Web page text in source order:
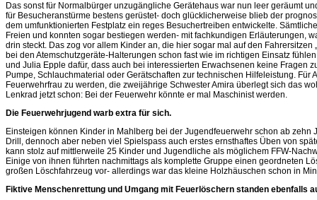
Das sonst für Normalbürger unzugängliche Gerätehaus war nun leer geräumt
für Besucheranstürme bestens gerüstet- doch glücklicherweise blieb der
dem umfunktionierten Festplatz ein reges Besuchertreiben entwickelte.
Freien und konnten sogar bestiegen werden- mit fachkundigen Erläuterungen,
drin steckt. Das zog vor allem Kinder an, die hier sogar mal auf den
bei den Atemschutzgeräte-Halterungen schon fast wie im richtigen Einsatz
und Julia Epple dafür, dass auch bei interessierten Erwachsenen keine Fragen
Pumpe, Schlauchmaterial oder Gerätschaften zur technischen Hilfeleistung. Für
Feuerwehrfrau zu werden, die zweijährige Schwester Amira überlegt sich das
Lenkrad jetzt schon: Bei der Feuerwehr könnte er mal Maschinist werden.
Die Feuerwehrjugend warb extra für sich.
Einsteigen können Kinder in Mahlberg bei der Jugendfeuerwehr schon ab zehn
Drill, dennoch aber neben viel Spielspass auch erstes ernsthaftes Üben von
kann stolz auf mittlerweile 25 Kinder und Jugendliche als möglichem FFW-
Einige von ihnen führten nachmittags als komplette Gruppe einen geordneten
großen Löschfahrzeug vor- allerdings war das kleine Holzhäuschen schon in
Fiktive Menschenrettung und Umgang mit Feuerlöschern standen ebenfalls